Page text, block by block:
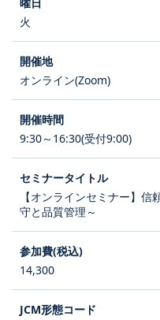
火
オンライン(Zoom)
9:30～16:30(受付9:00)
【オンラインセミナー】
守と品質管理～
14,300